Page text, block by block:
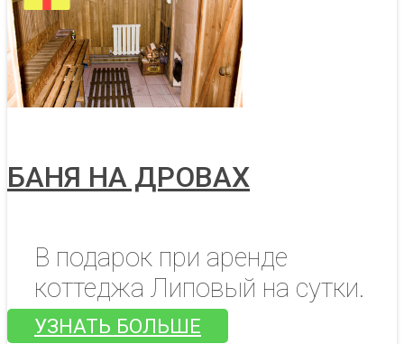
БАНЯ НА ДРОВАХ
В подарок при аренде
коттеджа Липовый на сутки.
УЗНАТЬ БОЛЬШЕ